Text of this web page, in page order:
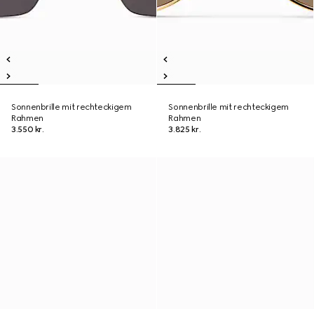
Sonnenbrille mit rechteckigem
Rahmen
3.550 kr.
Sonnenbrille mit rechteckigem
Rahmen
3.825 kr.